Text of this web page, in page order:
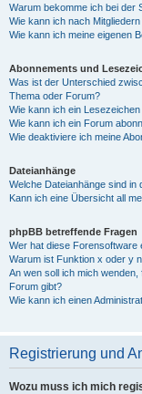
Warum bekomme ich bei der
Wie kann ich nach
Wie kann ich meine eigenen
Abonnements und
Was ist der Unterschied
Thema oder Forum?
Wie kann ich ein
Wie kann ich ein Forum
Wie deaktiviere ich meine
Dateianhänge
Welche Dateianhänge sind in
Kann ich eine Übersicht all
phpBB betreffende Fragen
Wer hat diese Forensoftware
Warum ist Funktion x oder y
An wen soll ich mich
Forum gibt?
Wie kann ich einen
Registrierung und
Wozu muss ich mich